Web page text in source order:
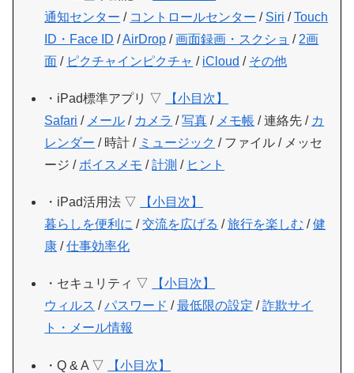
通知センター / コントロールセンター / Siri /Touch
ID・Face ID /AirDrop /画面録画・スクショ / 2画
面 / ピクチャインピクチャ / iCloud / その他
・iPad標準アプリ ▽
【小目次】
Safari / メール / カメラ /写真 / メモ帳 / 連絡先 / カ
レンダー / 時計 / ミュージック / ファイル / メッセ
ージ / ボイスメモ /計測 / ヒント
・iPad活用法 ▽
【小目次】
暮らしを便利に /交流を広げる /旅行を楽しむ /健
康 /仕事効率化
・セキュリティ ▽
【小目次】
ウィルス /パスワード /最低限の設定 /詐欺サイ
ト・メール情報
・Q & A ▽
【小目次】